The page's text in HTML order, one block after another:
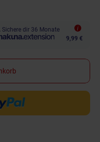
Sichere dir 36 Monate
9,99 €